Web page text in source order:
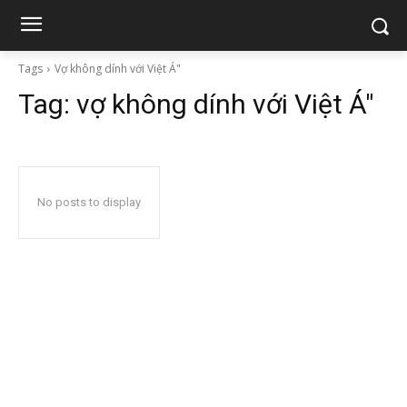
Tags Vợ không dính với Việt Á"
Tag: vợ không dính với Việt Á"
No posts to display